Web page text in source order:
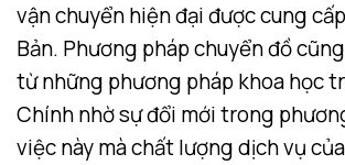
vận chuyển hiện đại được cung
Bản. Phương pháp chuyển đồ
từ những phương pháp khoa học
Chính nhờ sự đổi mới trong
việc này mà chất lượng dịch vụ